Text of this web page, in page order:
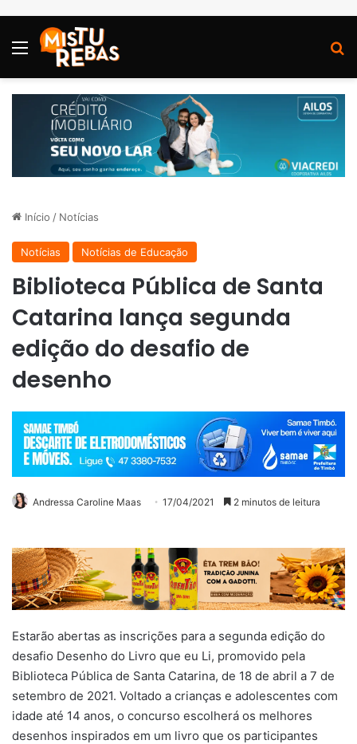
Menu
Início / Notícias
Notícias Notícias de Educação
Biblioteca Pública de Santa
Catarina lança segunda
edição do desafio de
desenho
Andressa Caroline Maas 17/04/2021 2 minutos de leitura
Estarão abertas as inscrições para a segunda edição do
desafio Desenho do Livro que eu Li, promovido pela
Biblioteca Pública de Santa Catarina, de 18 de abril a 7 de
setembro de 2021. Voltado a crianças e adolescentes com
idade até 14 anos, o concurso escolherá os melhores
desenhos inspirados em um livro que os participantes